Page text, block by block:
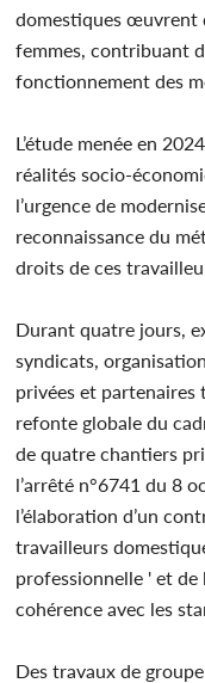
domestiques œuvrent
femmes, contribuant
fonctionnement des
L’étude menée en
réalités socio-
l’urgence de
reconnaissance du
droits de ces
Durant quatre jours,
syndicats,
privées et partenaires
refonte globale du
de quatre chantiers
l’arrêté n°6741 du 8
l’élaboration d’un
travailleurs
professionnelle ' et de
cohérence avec les
Des travaux de